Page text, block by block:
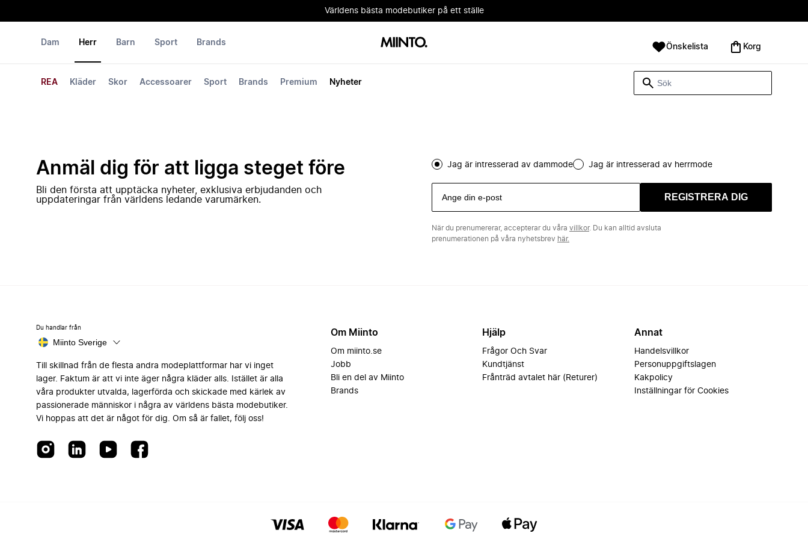
Världens bästa modebutiker på ett ställe
Dam Herr
REA Kläder Skor Accessoarer Sport Brands Premium Nyheter
Barn Sport Brands Önskelista Korg
Anmäl dig för att ligga steget före
Bli den första att upptäcka nyheter, exklusiva erbjudanden och
uppdateringar från världens ledande varumärken.
Jag är intresserad av dammode Jag är intresserad av herrmode
REGISTRERA DIG
När du prenumererar, accepterar du våra villkor. Du kan alltid avsluta
prenumerationen på våra nyhetsbrev här.
Du handlar från
Miinto Sverige
Till skillnad från de flesta andra modeplattformar har vi inget
lager. Faktum är att vi inte äger några kläder alls. Istället är alla
våra produkter utvalda, lagerförda och skickade med kärlek av
passionerade människor i några av världens bästa modebutiker.
Vi hoppas att det är något för dig. Om så är fallet, följ oss!
Om Miinto
Om miinto.se
Jobb
Bli en del av Miinto
Brands
Hjälp
Frågor Och Svar
Kundtjänst
Frånträd avtalet här (Returer)
Annat
Handelsvillkor
Personuppgiftslagen
Kakpolicy
Inställningar för Cookies